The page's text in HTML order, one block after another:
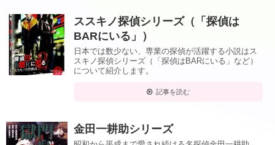
ススキノ探偵シリーズ（「探偵は
BARにいる」）
日本では数少ない、専業の探偵が活躍する小説はス
スキノ探偵シリーズ（「探偵はBARにいる」など）
について紹介します。
記事を読む
金田一耕助シリーズ